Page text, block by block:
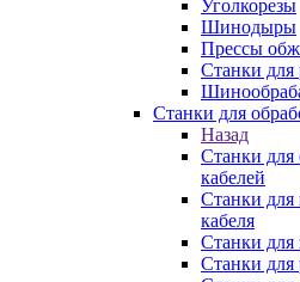
Уголкорезы
Шинодыры
Прессы
Станки для
Станки для
Назад
Станки для
кабелей
Станки для
кабеля
Станки для
Станки для